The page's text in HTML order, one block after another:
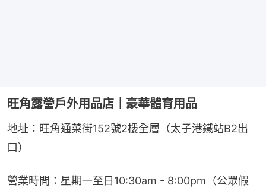
旺角露營戶外用品店｜豪華體育用品
地址：旺角通菜街152號2樓全層（太子港鐵站B2出
口）
營業時間：星期一至日10:30am - 8:00pm（公眾假